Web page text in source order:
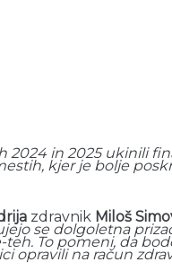
in 2025 ukinili
kjer je bolje
zdravnik Miloš
se dolgoletna
To pomeni, da
opravili na račun